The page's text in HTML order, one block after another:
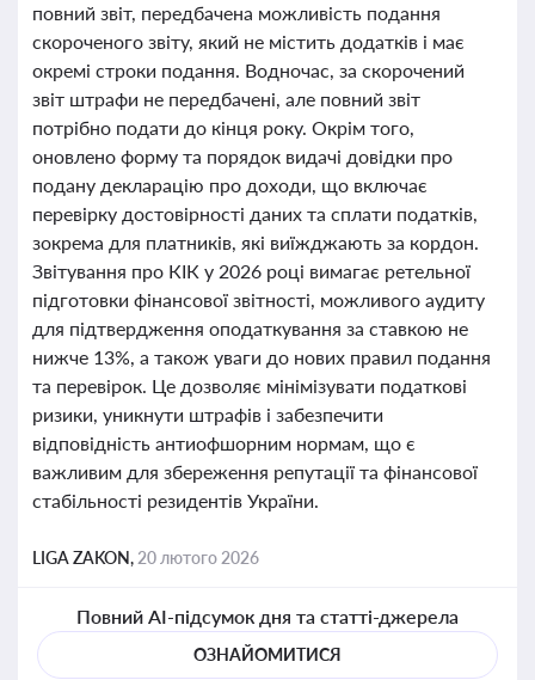
повний звіт, передбачена можливість подання
скороченого звіту, який не містить додатків і має
окремі строки подання. Водночас, за скорочений
звіт штрафи не передбачені, але повний звіт
потрібно подати до кінця року. Окрім того,
оновлено форму та порядок видачі довідки про
подану декларацію про доходи, що включає
перевірку достовірності даних та сплати податків,
зокрема для платників, які виїжджають за кордон.
Звітування про КІК у 2026 році вимагає ретельної
підготовки фінансової звітності, можливого аудиту
для підтвердження оподаткування за ставкою не
нижче 13%, а також уваги до нових правил подання
та перевірок. Це дозволяє мінімізувати податкові
ризики, уникнути штрафів і забезпечити
відповідність антиофшорним нормам, що є
важливим для збереження репутації та фінансової
стабільності резидентів України.
LIGA ZAKON, 20 лютого 2026
Повний AI-підсумок дня та статті-джерела
ОЗНАЙОМИТИСЯ